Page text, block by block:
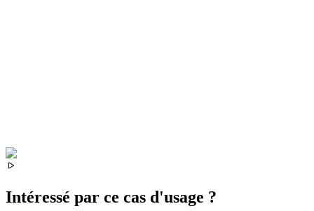
Intéressé par ce cas d'usage ?